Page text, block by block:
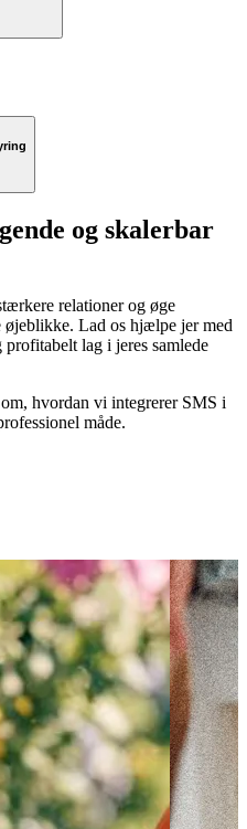
og skalerbar
relationer og øge
øjeblikke. Lad os hjælpe jer med
lag i jeres samlede
hvordan vi integrerer SMS i
måde.